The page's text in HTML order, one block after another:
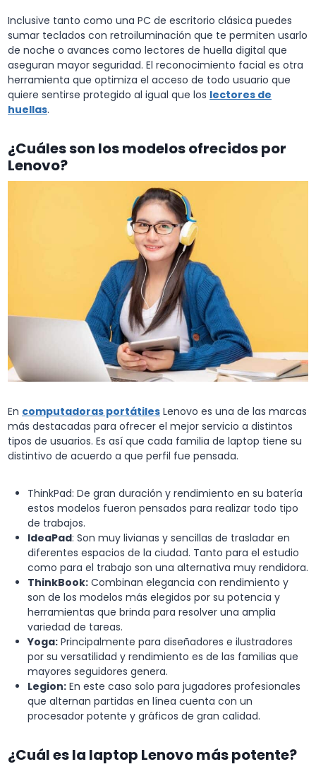
Inclusive tanto como una PC de escritorio clásica puedes
sumar teclados con retroiluminación que te permiten usarlo
de noche o avances como lectores de huella digital que
aseguran mayor seguridad. El reconocimiento facial es otra
herramienta que optimiza el acceso de todo usuario que
quiere sentirse protegido al igual que los lectores de
huellas.
¿Cuáles son los modelos ofrecidos por
Lenovo?
En computadoras portátiles Lenovo es una de las marcas
más destacadas para ofrecer el mejor servicio a distintos
tipos de usuarios. Es así que cada familia de laptop tiene su
distintivo de acuerdo a que perfil fue pensada.
ThinkPad: De gran duración y rendimiento en su batería
estos modelos fueron pensados para realizar todo tipo
de trabajos.
IdeaPad: Son muy livianas y sencillas de trasladar en
diferentes espacios de la ciudad. Tanto para el estudio
como para el trabajo son una alternativa muy rendidora.
ThinkBook: Combinan elegancia con rendimiento y
son de los modelos más elegidos por su potencia y
herramientas que brinda para resolver una amplia
variedad de tareas.
Yoga: Principalmente para diseñadores e ilustradores
por su versatilidad y rendimiento es de las familias que
mayores seguidores genera.
Legion: En este caso solo para jugadores profesionales
que alternan partidas en línea cuenta con un
procesador potente y gráficos de gran calidad.
¿Cuál es la laptop Lenovo más potente?